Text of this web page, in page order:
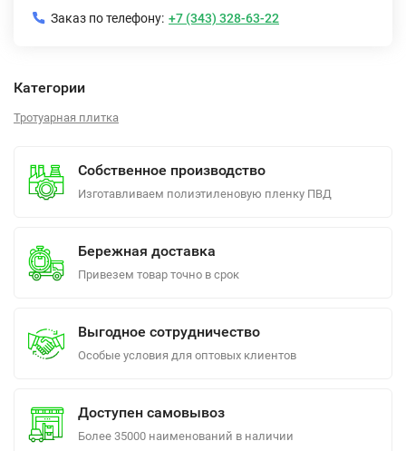
Заказ по телефону: +7 (343) 328-63-22
Категории
Тротуарная плитка
Собственное производство
Изготавливаем полиэтиленовую пленку ПВД
Бережная доставка
Привезем товар точно в срок
Выгодное сотрудничество
Особые условия для оптовых клиентов
Доступен самовывоз
Более 35000 наименований в наличии